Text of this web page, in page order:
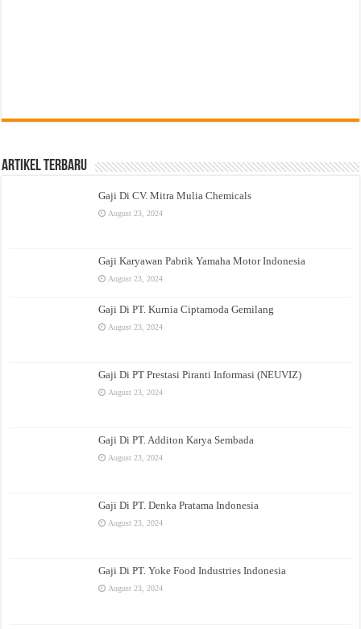
Artikel Terbaru
Gaji Di CV. Mitra Mulia Chemicals
August 23, 2024
Gaji Karyawan Pabrik Yamaha Motor Indonesia
August 23, 2024
Gaji Di PT. Kurnia Ciptamoda Gemilang
August 23, 2024
Gaji Di PT Prestasi Piranti Informasi (NEUVIZ)
August 23, 2024
Gaji Di PT. Additon Karya Sembada
August 23, 2024
Gaji Di PT. Denka Pratama Indonesia
August 23, 2024
Gaji Di PT. Yoke Food Industries Indonesia
August 23, 2024